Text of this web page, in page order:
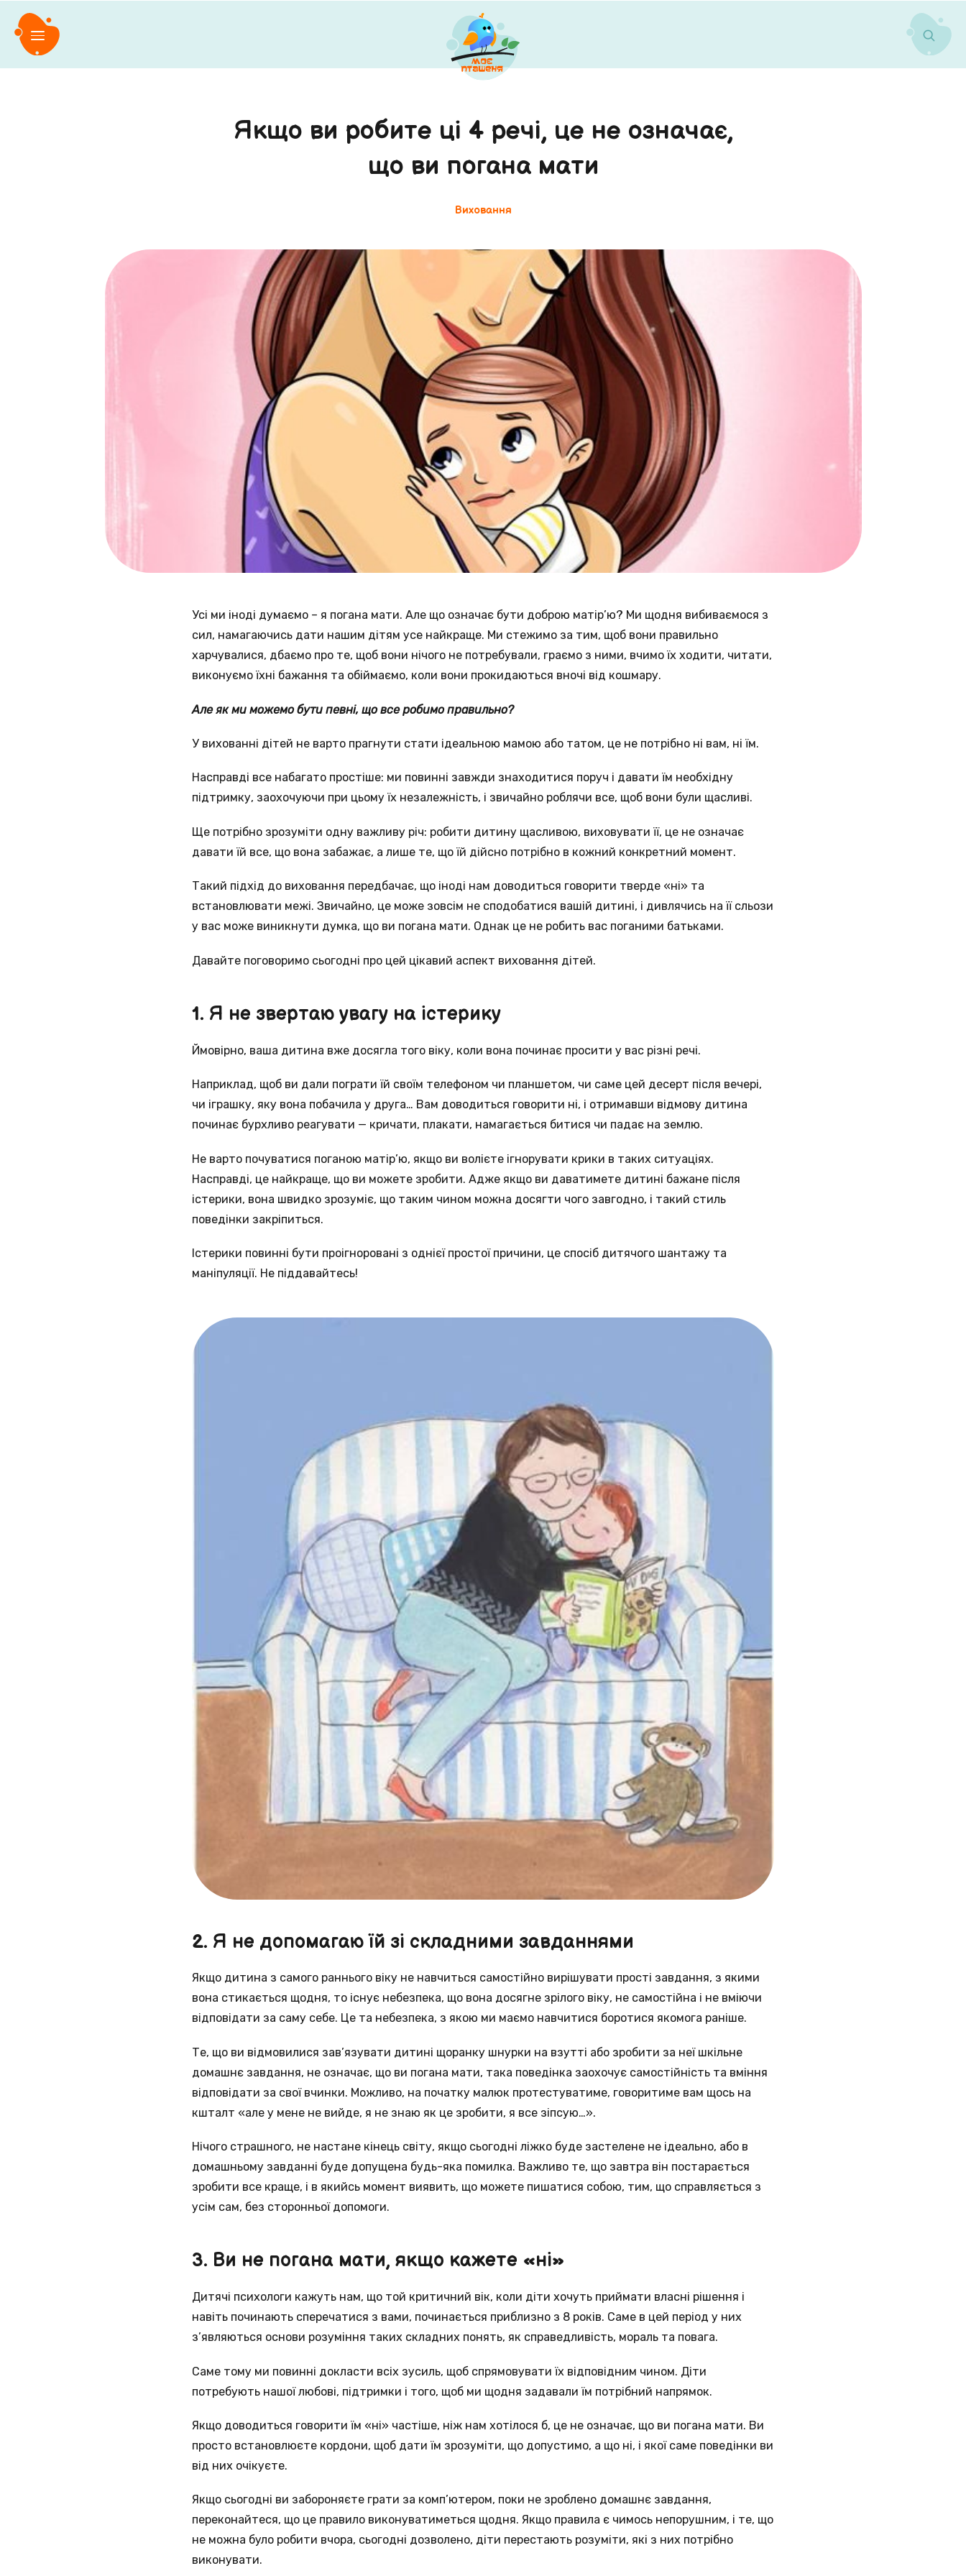
Якщо ви робите ці 4 речі, це не означає,
що ви погана мати
Виховання
Усі ми іноді думаємо – я погана мати. Але що означає бути доброю матір’ю? Ми щодня вибиваємося з
сил, намагаючись дати нашим дітям усе найкраще. Ми стежимо за тим, щоб вони правильно
харчувалися, дбаємо про те, щоб вони нічого не потребували, граємо з ними, вчимо їх ходити, читати,
виконуємо їхні бажання та обіймаємо, коли вони прокидаються вночі від кошмару.
Але як ми можемо бути певні, що все робимо правильно?
У вихованні дітей не варто прагнути стати ідеальною мамою або татом, це не потрібно ні вам, ні їм.
Насправді все набагато простіше: ми повинні завжди знаходитися поруч і давати їм необхідну
підтримку, заохочуючи при цьому їх незалежність, і звичайно роблячи все, щоб вони були щасливі.
Ще потрібно зрозуміти одну важливу річ: робити дитину щасливою, виховувати її, це не означає
давати їй все, що вона забажає, а лише те, що їй дійсно потрібно в кожний конкретний момент.
Такий підхід до виховання передбачає, що іноді нам доводиться говорити тверде «ні» та
встановлювати межі. Звичайно, це може зовсім не сподобатися вашій дитині, і дивлячись на її сльози
у вас може виникнути думка, що ви погана мати. Однак це не робить вас поганими батьками.
Давайте поговоримо сьогодні про цей цікавий аспект виховання дітей.
1. Я не звертаю увагу на істерику
Ймовірно, ваша дитина вже досягла того віку, коли вона починає просити у вас різні речі.
Наприклад, щоб ви дали пограти їй своїм телефоном чи планшетом, чи саме цей десерт після вечері,
чи іграшку, яку вона побачила у друга… Вам доводиться говорити ні, і отримавши відмову дитина
починає бурхливо реагувати — кричати, плакати, намагається битися чи падає на землю.
Не варто почуватися поганою матір’ю, якщо ви волієте ігнорувати крики в таких ситуаціях.
Насправді, це найкраще, що ви можете зробити. Адже якщо ви даватимете дитині бажане після
істерики, вона швидко зрозуміє, що таким чином можна досягти чого завгодно, і такий стиль
поведінки закріпиться.
Істерики повинні бути проігноровані з однієї простої причини, це спосіб дитячого шантажу та
маніпуляції. Не піддавайтесь!
2. Я не допомагаю їй зі складними завданнями
Якщо дитина з самого раннього віку не навчиться самостійно вирішувати прості завдання, з якими
вона стикається щодня, то існує небезпека, що вона досягне зрілого віку, не самостійна і не вміючи
відповідати за саму себе. Це та небезпека, з якою ми маємо навчитися боротися якомога раніше.
Те, що ви відмовилися зав’язувати дитині щоранку шнурки на взутті або зробити за неї шкільне
домашнє завдання, не означає, що ви погана мати, така поведінка заохочує самостійність та вміння
відповідати за свої вчинки. Можливо, на початку малюк протестуватиме, говоритиме вам щось на
кшталт «але у мене не вийде, я не знаю як це зробити, я все зіпсую…».
Нічого страшного, не настане кінець світу, якщо сьогодні ліжко буде застелене не ідеально, або в
домашньому завданні буде допущена будь-яка помилка. Важливо те, що завтра він постарається
зробити все краще, і в якийсь момент виявить, що можете пишатися собою, тим, що справляється з
усім сам, без сторонньої допомоги.
3. Ви не погана мати, якщо кажете «ні»
Дитячі психологи кажуть нам, що той критичний вік, коли діти хочуть приймати власні рішення і
навіть починають сперечатися з вами, починається приблизно з 8 років. Саме в цей період у них
з’являються основи розуміння таких складних понять, як справедливість, мораль та повага.
Саме тому ми повинні докласти всіх зусиль, щоб спрямовувати їх відповідним чином. Діти
потребують нашої любові, підтримки і того, щоб ми щодня задавали їм потрібний напрямок.
Якщо доводиться говорити їм «ні» частіше, ніж нам хотілося б, це не означає, що ви погана мати. Ви
просто встановлюєте кордони, щоб дати їм зрозуміти, що допустимо, а що ні, і якої саме поведінки ви
від них очікуєте.
Якщо сьогодні ви забороняєте грати за комп’ютером, поки не зроблено домашнє завдання,
переконайтеся, що це правило виконуватиметься щодня. Якщо правила є чимось непорушним, і те, що
не можна було робити вчора, сьогодні дозволено, діти перестають розуміти, які з них потрібно
виконувати.